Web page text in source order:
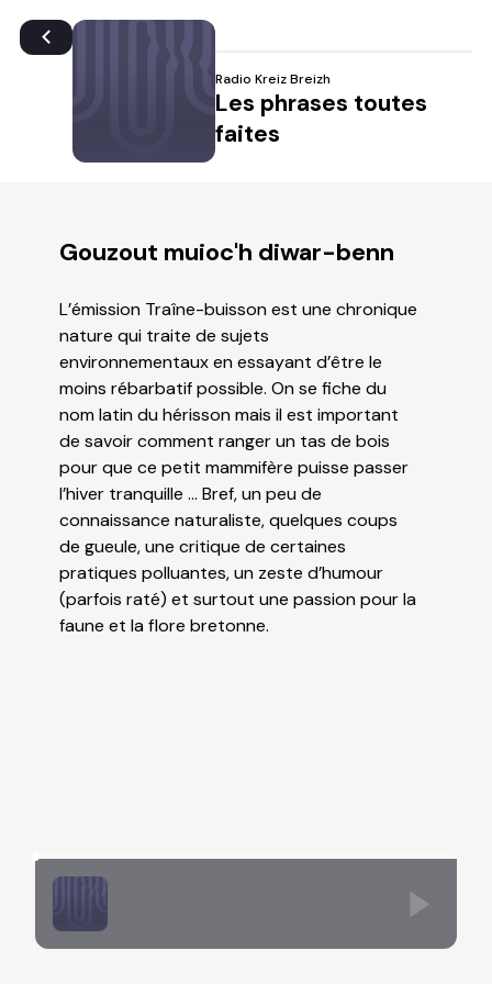
Radio Kreiz Breizh
Les phrases toutes
faites
Gouzout muioc'h diwar-benn
L’émission Traîne-buisson est une chronique
nature qui traite de sujets
environnementaux en essayant d’être le
moins rébarbatif possible. On se fiche du
nom latin du hérisson mais il est important
de savoir comment ranger un tas de bois
pour que ce petit mammifère puisse passer
l’hiver tranquille … Bref, un peu de
connaissance naturaliste, quelques coups
de gueule, une critique de certaines
pratiques polluantes, un zeste d’humour
(parfois raté) et surtout une passion pour la
faune et la flore bretonne.